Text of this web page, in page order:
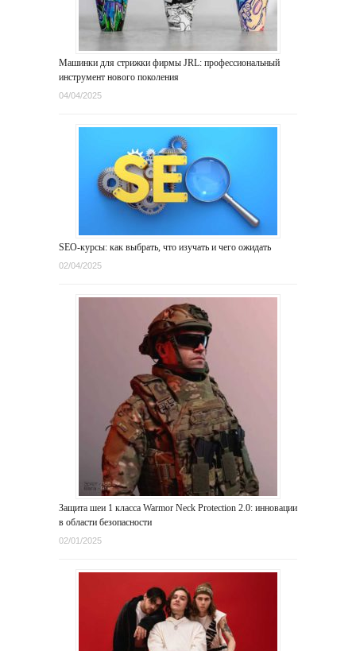
Машинки для стрижки фирмы JRL: профессиональный
инструмент нового поколения
04/04/2025
SEO-курсы: как выбрать, что изучать и чего ожидать
02/04/2025
Защита шеи 1 класса Warmor Neck Protection 2.0: инновации
в области безопасности
02/01/2025